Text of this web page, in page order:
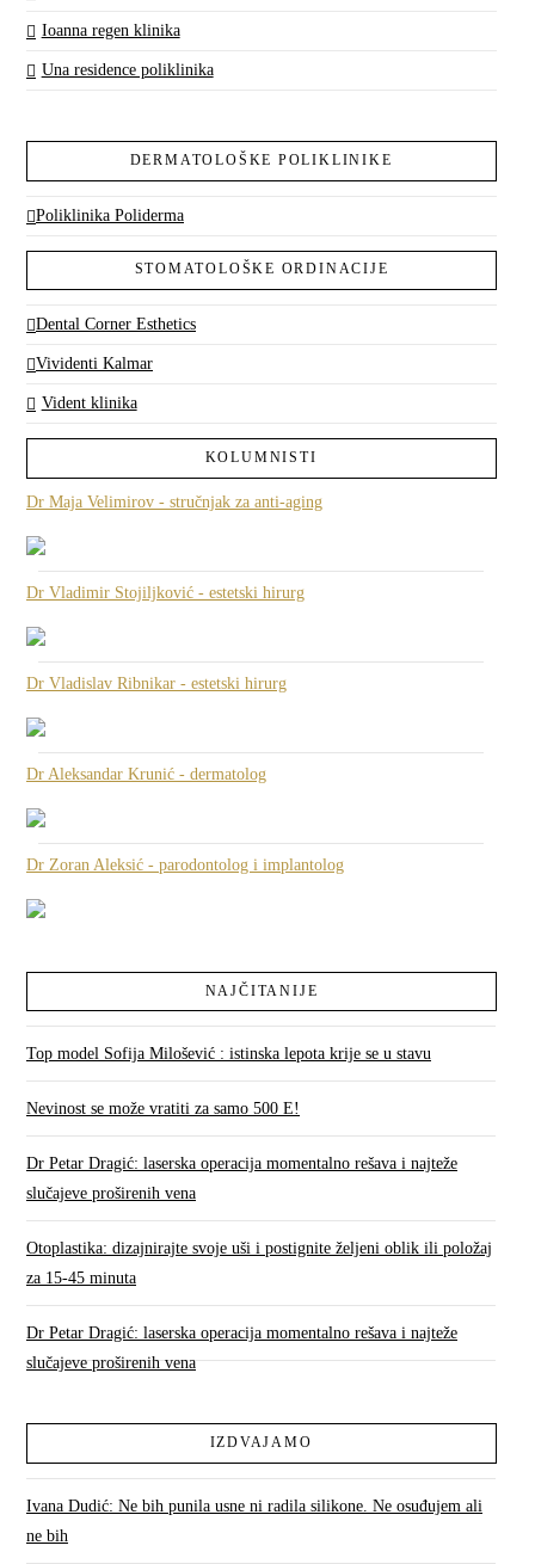
Ioanna regen klinika
Una residence poliklinika
DERMATOLOŠKE POLIKLINIKE
Poliklinika Poliderma
STOMATOLOŠKE ORDINACIJE
Dental Corner Esthetics
Vividenti Kalmar
Vident klinika
KOLUMNISTI
Dr Maja Velimirov - stručnjak za anti-aging
Dr Vladimir Stojiljković - estetski hirurg
Dr Vladislav Ribnikar - estetski hirurg
Dr Aleksandar Krunić - dermatolog
Dr Zoran Aleksić - parodontolog i implantolog
NAJČITANIJE
Top model Sofija Milošević : istinska lepota krije se u stavu
Nevinost se može vratiti za samo 500 E!
Dr Petar Dragić: laserska operacija momentalno rešava i najteže
slučajeve proširenih vena
Otoplastika: dizajnirajte svoje uši i postignite željeni oblik ili položaj
za 15-45 minuta
Dr Petar Dragić: laserska operacija momentalno rešava i najteže
slučajeve proširenih vena
IZDVAJAMO
Ivana Dudić: Ne bih punila usne ni radila silikone. Ne osuđujem ali
ne bih